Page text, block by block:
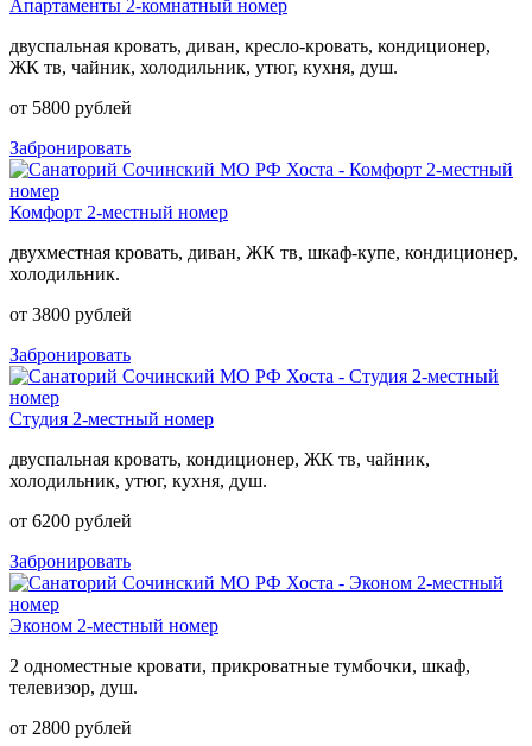
Апартаменты 2-комнатный номер
двуспальная кровать, диван, кресло-кровать, кондиционер,
ЖК тв, чайник, холодильник, утюг, кухня, душ.
от 5800 рублей
Забронировать
Комфорт 2-местный номер
двухместная кровать, диван, ЖК тв, шкаф-купе, кондиционер,
холодильник.
от 3800 рублей
Забронировать
Студия 2-местный номер
двуспальная кровать, кондиционер, ЖК тв, чайник,
холодильник, утюг, кухня, душ.
от 6200 рублей
Забронировать
Эконом 2-местный номер
2 одноместные кровати, прикроватные тумбочки, шкаф,
телевизор, душ.
от 2800 рублей